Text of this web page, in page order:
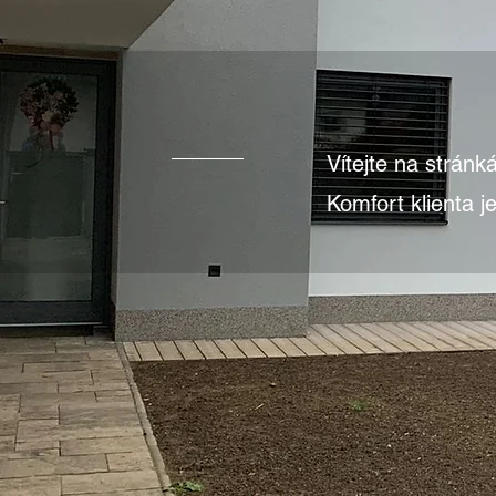
Vítejte na
Komfort klienta